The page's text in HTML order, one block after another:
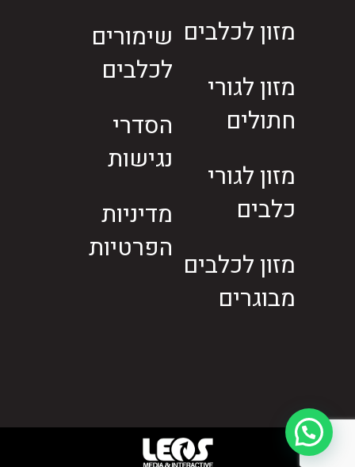
מזון לכלבים
מזון לגורי
חתולים
מזון לגורי
כלבים
מזון לכלבים
מבוגרים
שימורים
לכלבים
הסדרי
נגישות
מדיניות
הפרטיות